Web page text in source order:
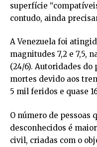
superfície
contudo, ainda
A Venezuela foi
magnitudes 7,2 e 7,5,
(24/6). Autoridades do
mortes devido aos
5 mil feridos e quase
O número de pessoas
desconhecidos é
civil, criadas com o